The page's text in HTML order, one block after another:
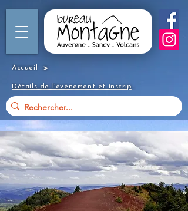
Accueil >
Détails de l'événement et inscription